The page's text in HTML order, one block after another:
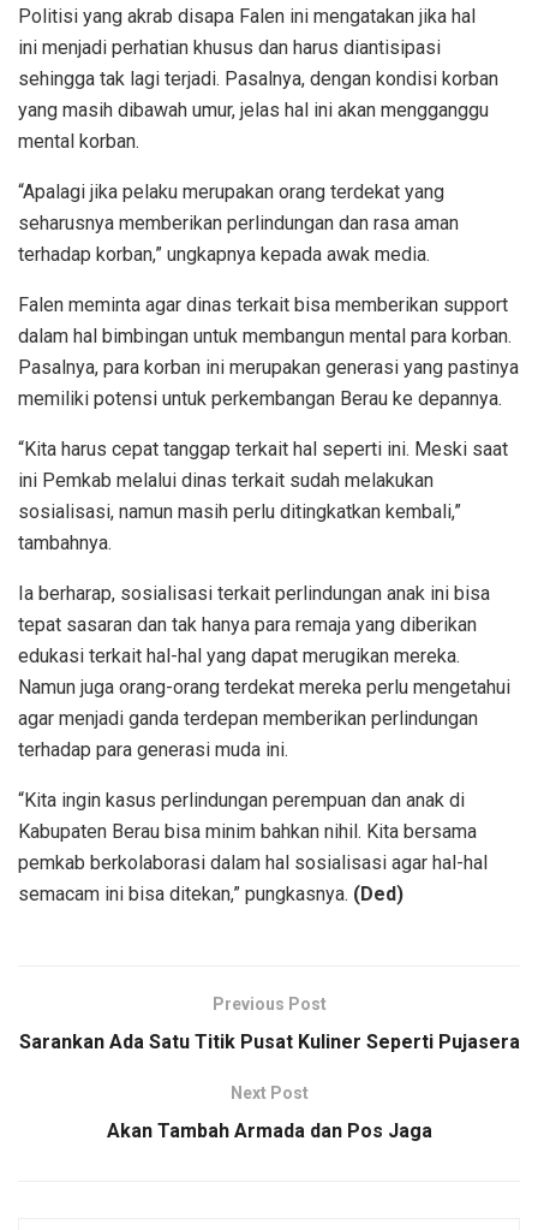
Politisi yang akrab disapa Falen ini mengatakan jika hal
ini menjadi perhatian khusus dan harus diantisipasi
sehingga tak lagi terjadi. Pasalnya, dengan kondisi korban
yang masih dibawah umur, jelas hal ini akan mengganggu
mental korban.
“Apalagi jika pelaku merupakan orang terdekat yang
seharusnya memberikan perlindungan dan rasa aman
terhadap korban,” ungkapnya kepada awak media.
Falen meminta agar dinas terkait bisa memberikan support
dalam hal bimbingan untuk membangun mental para korban.
Pasalnya, para korban ini merupakan generasi yang pastinya
memiliki potensi untuk perkembangan Berau ke depannya.
“Kita harus cepat tanggap terkait hal seperti ini. Meski saat
ini Pemkab melalui dinas terkait sudah melakukan
sosialisasi, namun masih perlu ditingkatkan kembali,”
tambahnya.
Ia berharap, sosialisasi terkait perlindungan anak ini bisa
tepat sasaran dan tak hanya para remaja yang diberikan
edukasi terkait hal-hal yang dapat merugikan mereka.
Namun juga orang-orang terdekat mereka perlu mengetahui
agar menjadi ganda terdepan memberikan perlindungan
terhadap para generasi muda ini.
“Kita ingin kasus perlindungan perempuan dan anak di
Kabupaten Berau bisa minim bahkan nihil. Kita bersama
pemkab berkolaborasi dalam hal sosialisasi agar hal-hal
semacam ini bisa ditekan,” pungkasnya. (Ded)
Previous Post
Sarankan Ada Satu Titik Pusat Kuliner Seperti Pujasera
Next Post
Akan Tambah Armada dan Pos Jaga